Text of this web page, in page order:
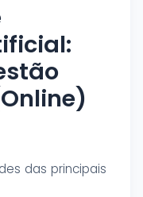
das principais